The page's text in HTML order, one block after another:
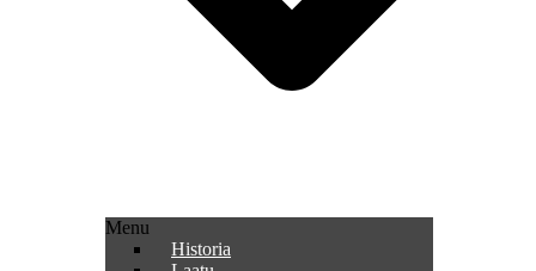
Menu
Historia